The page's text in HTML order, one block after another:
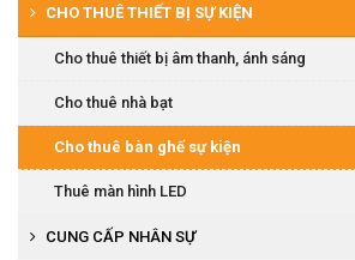
Tổ chức lễ đón bằng di tích
Tổ chức lễ đón bằng trường chuẩn
Tổ chức lễ hội văn hóa
Tổ chức trung thu
Tổ chức đại hội thể thao
Tổ chức lễ ra mắt sản phẩm
Tổ chức cuộc thi người đẹp, văn nghệ
Tổ chức đại hội thể thao
Cung cấp quà tặng
CHO THUÊ THIẾT BỊ SỰ KIỆN
Cho thuê thiết bị âm thanh, ánh sáng
Cho thuê nhà bạt
Cho thuê bàn ghế sự kiện
Thuê màn hình LED
CUNG CẤP NHÂN SỰ